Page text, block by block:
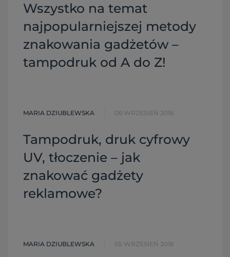
Wszystko na temat
najpopularniejszej metody
znakowania gadżetów –
tampodruk od A do Z!
MARIA DZIUBLEWSKA 06 WRZESIEŃ 2016
Tampodruk, druk cyfrowy
UV, tłoczenie – jak
znakować gadżety
reklamowe?
MARIA DZIUBLEWSKA 05 WRZESIEŃ 2016